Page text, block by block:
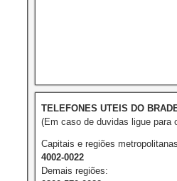
TELEFONES UTEIS DO
(Em caso de duvidas ligue para
Capitais e regiões
4002-0022
Demais regiões: